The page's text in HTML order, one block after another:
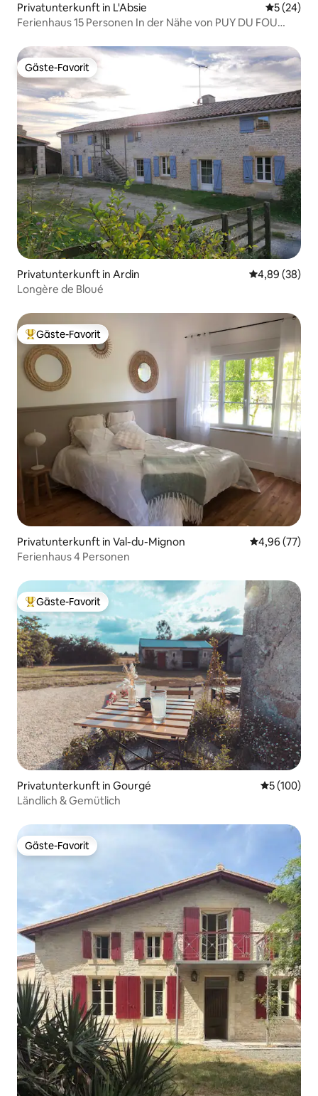
Privatunterkunft in L'Absie
5 (24)
Ferienhaus 15 Personen In der Nähe von PUY DU FOU
Gäste-Favorit
Gäste-Favorit
Privatunterkunft in Ardin
4,89 (38)
Longère de Bloué
Beliebter Gäste-Favorit.
Gäste-Favorit
Privatunterkunft in Val-du-Mignon
4,96 (77)
Ferienhaus 4 Personen
Beliebter Gäste-Favorit.
Gäste-Favorit
Privatunterkunft in Gourgé
5 (100)
Ländlich & Gemütlich
Gäste-Favorit
Gäste-Favorit